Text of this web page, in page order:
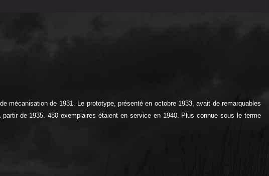
mécanisation de 1931. Le prototype, présenté en octobre 1933, avait de remarquables
de 1935. 480 exemplaires étaient en service en 1940. Plus connue sous le terme